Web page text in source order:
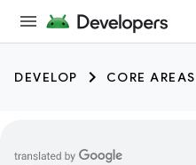
DEVELOP CORE AREAS